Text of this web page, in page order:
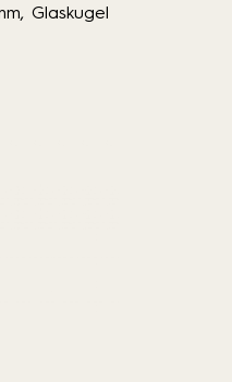
Glaskugel